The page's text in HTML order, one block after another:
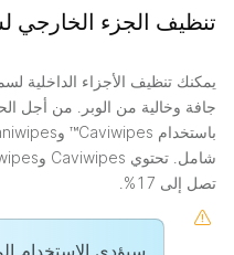
تنظيف الجزء الخارجي
يمكنك تنظيف الأجزاء الداخلية
جافة وخالية من الوبر. من أجل
تصل إلى 17%.